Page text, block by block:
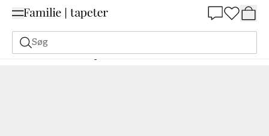
Søg
Malerfarve Bestilling Udfra NCS Bestil efter NCS 4030-Y60R